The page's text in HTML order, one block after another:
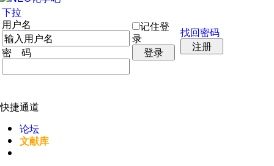
下拉
用户名
密 码
记住登
录
登录
找回密码
注册
快捷通道
论坛
文献库